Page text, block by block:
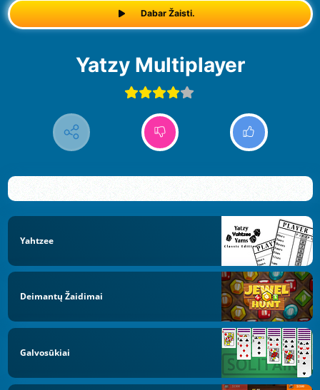
Dabar Žaisti.
Yatzy Multiplayer
Yahtzee
Deimantų Žaidimai
Galvosūkiai